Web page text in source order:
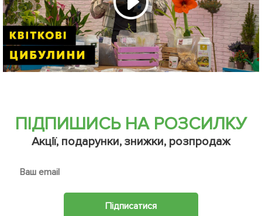
ПІДПИШИСЬ НА РОЗСИЛКУ
Акції, подарунки, знижки, розпродаж
Підписатися